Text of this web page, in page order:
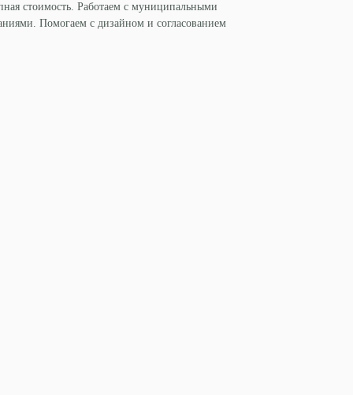
стоимость. Работаем с муниципальными
Помогаем с дизайном и согласованием